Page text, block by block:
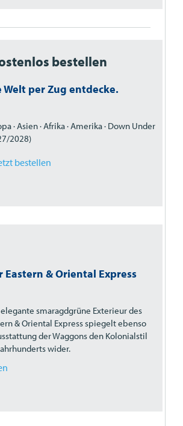
bestellen
Welt per Zug entdecke.
· Asien · Afrika · Amerika · Down Under
2028)
bestellen
Eastern & Oriental Express
elegante smaragdgrüne Exterieur des
& Oriental Express spiegelt ebenso
der Waggons den Kolonialstil
wider.